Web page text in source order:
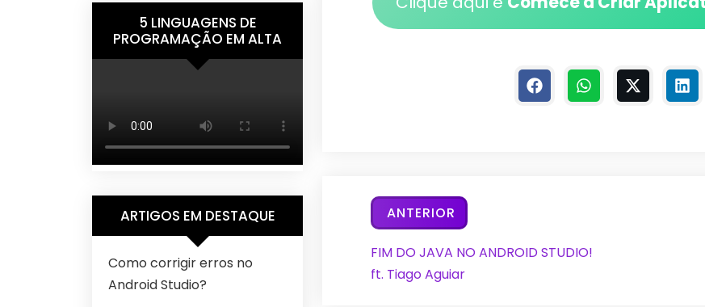
ANTERIOR
FIM DO JAVA NO ANDROID STUDIO!
ft. Tiago Aguiar
5 LINGUAGENS DE
PROGRAMAÇÃO EM ALTA
ARTIGOS EM DESTAQUE
Como corrigir erros no
Android Studio?